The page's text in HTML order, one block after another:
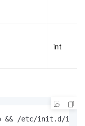
int
stop && /